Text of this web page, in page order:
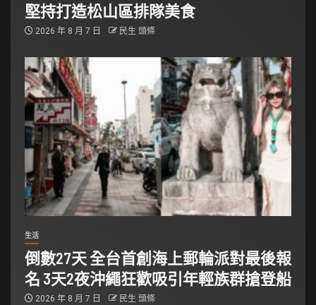
堅持打造松山區排隊美食
2026 年 8 月 7 日 民生 頭條
生活
倒數27天 全台首創海上郵輪派對最後報
名 3天2夜沖繩狂歡吸引年輕族群搶登船
2026 年 8 月 7 日 民生 頭條